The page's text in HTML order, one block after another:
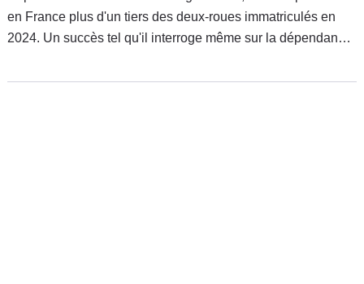
en France plus d'un tiers des deux-roues immatriculés en
2024. Un succès tel qu'il interroge même sur la dépendance